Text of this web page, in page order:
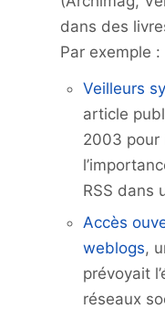
dans des
Par exemple :
Veilleurs
article
2003 pour
RSS dans
Accès
weblogs,
prévoyait
réseaux